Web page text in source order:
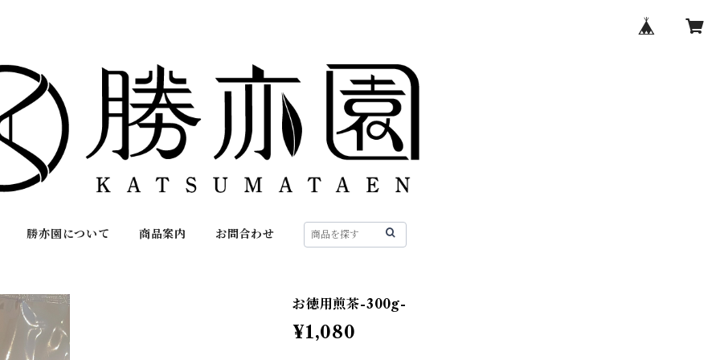
勝亦園について 商品案内 お問合わせ
お徳用煎茶-300g-
¥1,080